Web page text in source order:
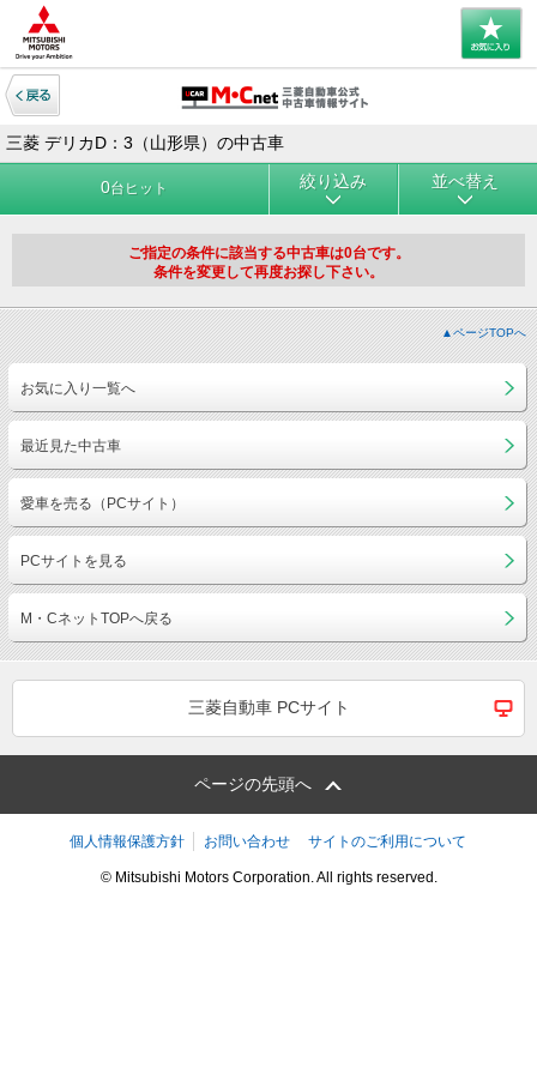
三菱 デリカD：3（山形県）の中古車
0台ヒット 絞り込み 並べ替え
ご指定の条件に該当する中古車は0台です。
条件を変更して再度お探し下さい。
▲ページTOPへ
お気に入り一覧へ
最近見た中古車
愛車を売る（PCサイト）
PCサイトを見る
M・CネットTOPへ戻る
三菱自動車 PCサイト
ページの先頭へ
個人情報保護方針 お問い合わせ サイトのご利用について
© Mitsubishi Motors Corporation. All rights reserved.